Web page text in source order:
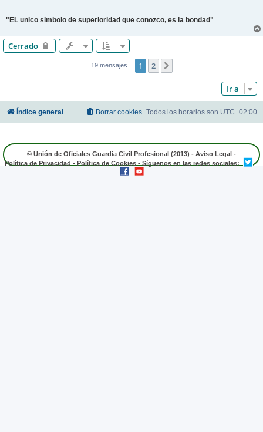
"EL unico simbolo de superioridad que conozco, es la bondad"
Cerrado
19 mensajes 1 2
Ir a
Índice general Todos los horarios son UTC+02:00
Borrar cookies
© Unión de Oficiales Guardia Civil Profesional (2013) - Aviso Legal -
Política de Privacidad - Política de Cookies - Síguenos en las redes sociales: